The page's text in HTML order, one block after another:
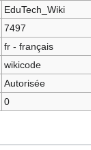
EduTech_Wiki
7497
fr - français
wikicode
Autorisée
0